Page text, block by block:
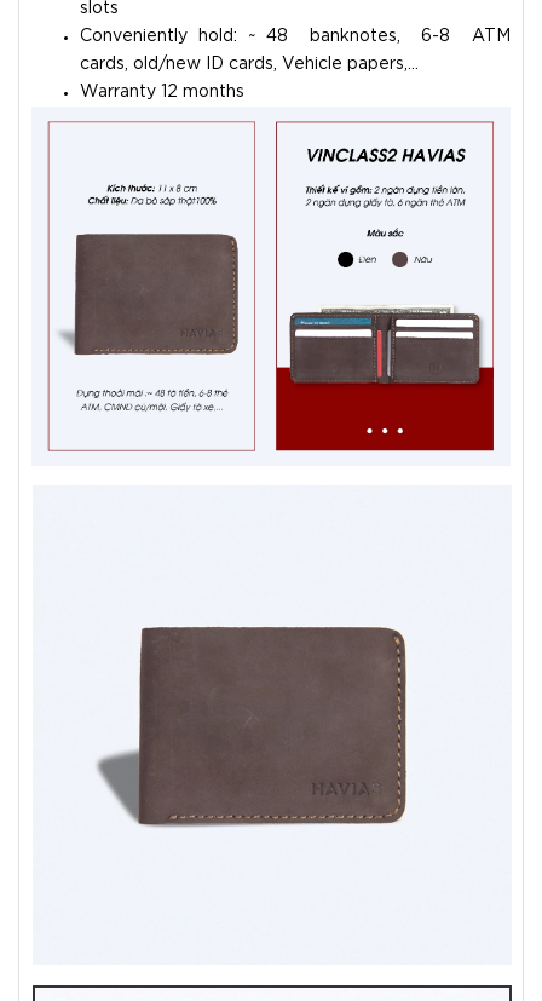
slots
Conveniently hold: ~ 48 banknotes, 6-8 ATM
cards, old/new ID cards, Vehicle papers,...
Warranty 12 months